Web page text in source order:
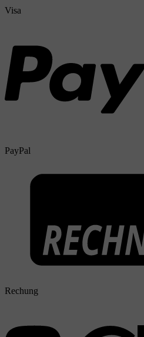
Visa
PayPal
Rechung